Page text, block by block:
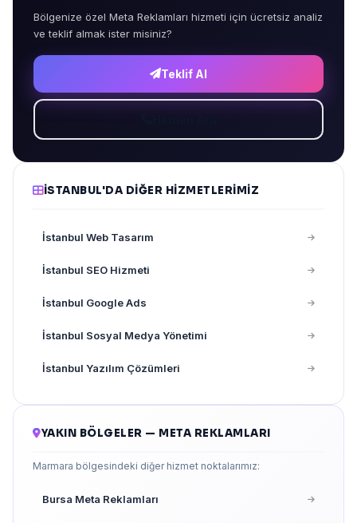
Bölgenize özel Meta Reklamları hizmeti için ücretsiz analiz
ve teklif almak ister misiniz?
Teklif Al
İSTANBUL'DA DIĞER HIZMETLERIMIZ
İstanbul Web Tasarım
İstanbul SEO Hizmeti
İstanbul Google Ads
İstanbul Sosyal Medya Yönetimi
İstanbul Yazılım Çözümleri
YAKIN BÖLGELER — META REKLAMLARI
Marmara bölgesindeki diğer hizmet noktalarımız:
Bursa Meta Reklamları